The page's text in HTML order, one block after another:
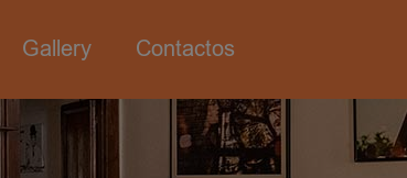
Gallery Contactos